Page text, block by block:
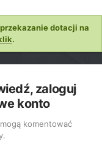
dotacji na
.
zaloguj
konto
komentować